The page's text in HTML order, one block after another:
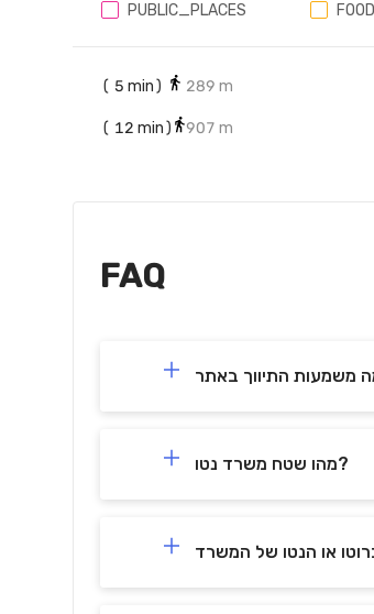
PUBLIC_PLACES FOOD
( 5 min) 289 m
( 12 min) 907 m
FAQ
מהו שטח משרד נטו?